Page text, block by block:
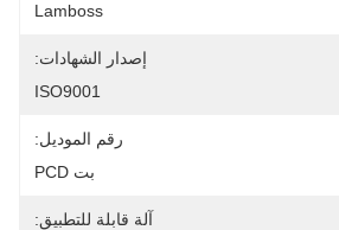
Lamboss
إصدار الشهادات:
ISO9001
رقم الموديل:
بت PCD
آلة قابلة للتطبيق: